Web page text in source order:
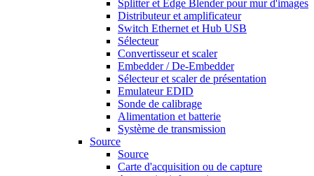
Splitter et Edge Blender pour mur d'images
Distributeur et amplificateur
Switch Ethernet et Hub USB
Sélecteur
Convertisseur et scaler
Embedder / De-Embedder
Sélecteur et scaler de présentation
Emulateur EDID
Sonde de calibrage
Alimentation et batterie
Système de transmission
Source
Source
Carte d'acquisition ou de capture